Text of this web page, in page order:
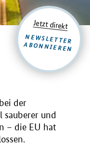
der
sauberer und
– die EU hat
Jetzt direkt
NEWSLETTER
ABONNIEREN